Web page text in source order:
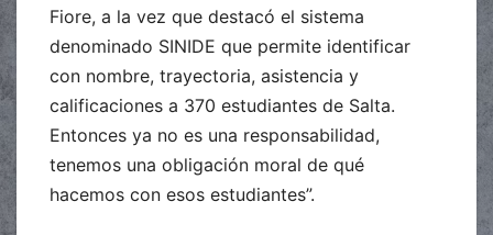
Fiore, a la vez que destacó el sistema
denominado SINIDE que permite identificar
con nombre, trayectoria, asistencia y
calificaciones a 370 estudiantes de Salta.
Entonces ya no es una responsabilidad,
tenemos una obligación moral de qué
hacemos con esos estudiantes”.